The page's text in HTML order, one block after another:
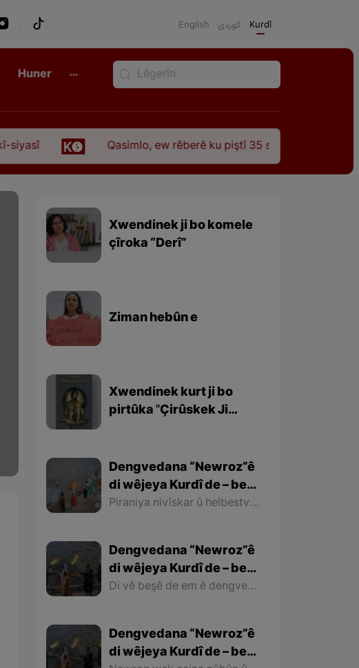
English كوردی Kurdî
Huner
Qasimlo, ew rêberê ku piştî 35 sal ji şehîdbûna wî hê jî
Xwendinek ji bo komele
çîroka “Derî”
Ziman hebûn e
Xwendinek kurt ji bo
pirtûka ''Çirûskek Ji
Dengvedana “Newroz”ê
di wêjeya Kurdî de – beşa
dawî
Piraniya nivîskar û helbestvanên Kurd di helbest û deqên xwe de behsa Newrozê kirine ku ji ber nebûna derfetê em ê tenê îşareyê bi çend mînak ji helbestên wan bikin. Di dawiyê de ez dixwazim bibêjim ku helbestvanên wek “Muxlîs, Ewnî, Hejar, Zarî, Elî Heseniyanî, Jîla Huseynî, Mihemed Salih Dîlan, Esîrî, Nasir Axabira, Celal Melekşa, Şêrko Bêkes û Ebdulah Paşêw” û hwd, di çend helbestên xwe de behsa Newrozê kirine û bal kişandine ser Kurdistanîbûna Newrozê.
Dengvedana “Newroz”ê
di wêjeya Kurdî de – beşa
2yem
Di vê beşê de em ê dengvedana zêdetir a Newrozê di helbest û deqên Kurdî de rabixine ber çavan. Herwisa pêwîst e em îşare bi wê yekê jî bikin ku tevî wê ku em di vê gotarê de dengvedana “Newroz”ê di edebiyata Kurdî de dibînin, em ê hin nivîskar û helbestvanên xwe binêrin ku mixabin navê hin ji wan hatiye jibîrkirin.
Dengvedana “Newroz”ê
di wêjeya Kurdî de – beşa